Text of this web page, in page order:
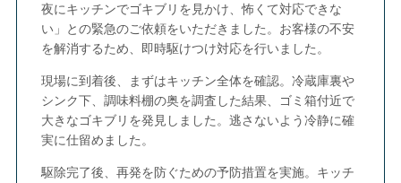
夜にキッチンでゴキブリを見かけ、怖くて対応できな
い」との緊急のご依頼をいただきました。お客様の不安
を解消するため、即時駆けつけ対応を行いました。
現場に到着後、まずはキッチン全体を確認。冷蔵庫裏や
シンク下、調味料棚の奥を調査した結果、ゴミ箱付近で
大きなゴキブリを発見しました。逃さないよう冷静に確
実に仕留めました。
駆除完了後、再発を防ぐための予防措置を実施。キッチ